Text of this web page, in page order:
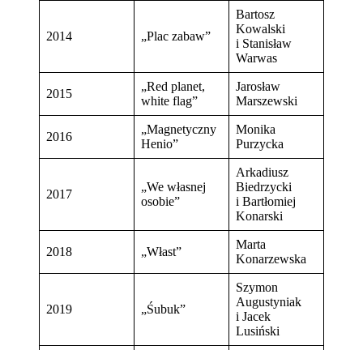
2014 „Plac zabaw”
Bartosz
Kowalski
i Stanisław
Warwas
2015
„Red planet,
white flag”
Jarosław
Marszewski
2016
„Magnetyczny
Henio”
Monika
Purzycka
2017
„We własnej
osobie”
Arkadiusz
Biedrzycki
i Bartłomiej
Konarski
2018 „Włast”
Marta
Konarzewska
2019 „Śubuk”
Szymon
Augustyniak
i Jacek
Lusiński